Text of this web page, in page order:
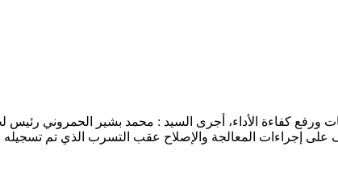
ورفع كفاءة الأداء، أجرى السيد : محمد بشير الحمروني رئيس